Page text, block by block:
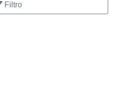
Filtro